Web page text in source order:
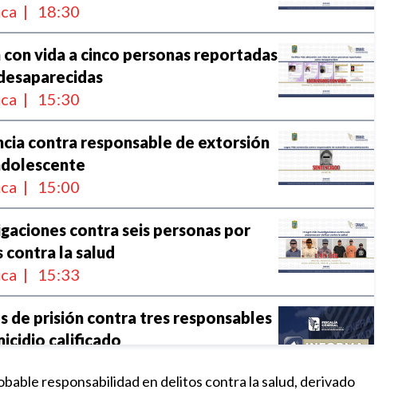
| 18:30
con vida a cinco personas reportadas
| 15:30
contra responsable de extorsión
| 15:00
contra seis personas por
contra la salud
| 15:33
de prisión contra tres responsables
calificado
responsabilidad en delitos contra la salud, derivado